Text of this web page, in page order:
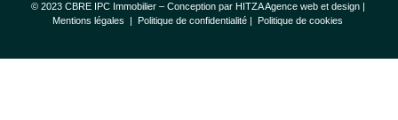
© 2023 CBRE IPC Immobilier – Conception par HITZA Agence web et design|
Mentions légales | Politique de confidentialité | Politique de cookies